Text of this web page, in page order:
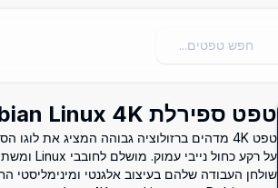
טפט ספירלת Debian Linux 4K
שולחן העבודה שלהם בעיצוב אלגנטי ומינימליסטי